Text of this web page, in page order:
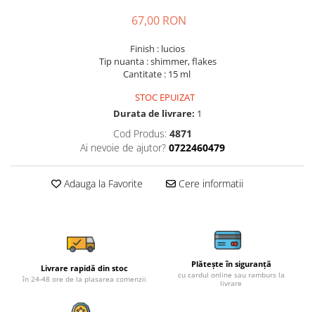
67,00 RON
Finish : lucios
Tip nuanta : shimmer, flakes
Cantitate : 15 ml
STOC EPUIZAT
Durata de livrare: 1
Cod Produs: 4871
Ai nevoie de ajutor? 0722460479
Adauga la Favorite Cere informatii
Livrare rapidă din stoc
în 24-48 ore de la plasarea comenzii
Plătește în siguranță
cu cardul online sau ramburs la
livrare